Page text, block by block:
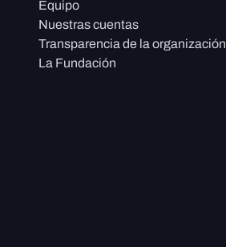
Equipo
Nuestras cuentas
Transparencia de la organización
La Fundación